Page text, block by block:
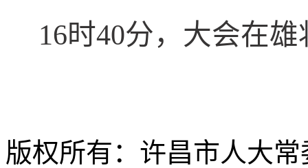
16时40分，大会在
版权所有：许昌市人大